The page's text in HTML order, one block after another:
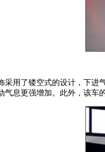
用了镂空式的设计，下进
气息更强增加。此外，该车